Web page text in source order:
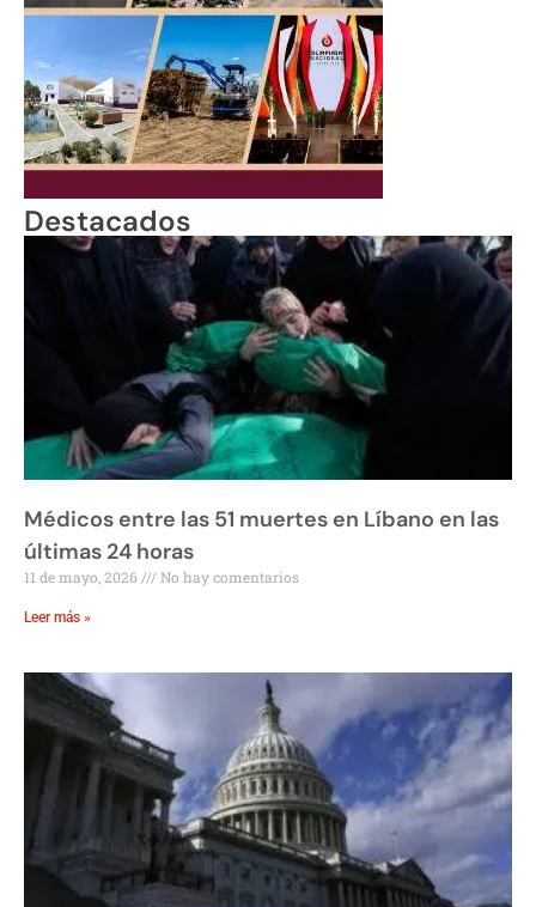
Destacados
Médicos entre las 51 muertes en Líbano en las
últimas 24 horas
11 de mayo, 2026 No hay comentarios
Leer más »